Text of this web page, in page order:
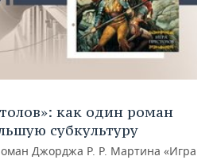
как один роман
субкультуру
Джорджа Р. Р. Мартина «Игра